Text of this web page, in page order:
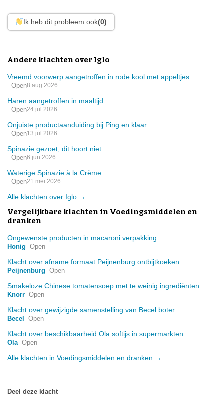
Ik heb dit probleem ook(0)
Andere klachten over Iglo
Vreemd voorwerp aangetroffen in rode kool met appeltjes
Open8 aug 2026
Haren aangetroffen in maaltijd
Open24 jul 2026
Onjuiste productaanduiding bij Ping en klaar
Open13 jul 2026
Spinazie gezoet, dit hoort niet
Open6 jun 2026
Waterige Spinazie à la Crème
Open21 mei 2026
Alle klachten over Iglo →
Vergelijkbare klachten in Voedingsmiddelen en
dranken
Ongewenste producten in macaroni verpakking
Honig Open
Klacht over afname formaat Peijnenburg ontbijtkoeken
Peijnenburg Open
Smakeloze Chinese tomatensoep met te weinig ingrediënten
Knorr Open
Klacht over gewijzigde samenstelling van Becel boter
Becel Open
Klacht over beschikbaarheid Ola softijs in supermarkten
Ola Open
Alle klachten in Voedingsmiddelen en dranken →
Deel deze klacht